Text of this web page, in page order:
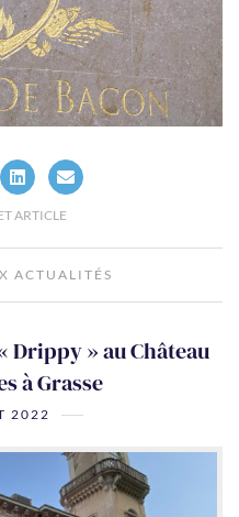
ARTICLE
ACTUALITÉS
Drippy » au Château
à Grasse
2022